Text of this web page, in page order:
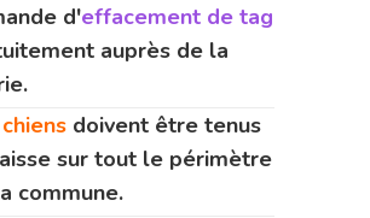
d'effacement de tag
auprès de la
chiens doivent être tenus
sur tout le périmètre
commune.